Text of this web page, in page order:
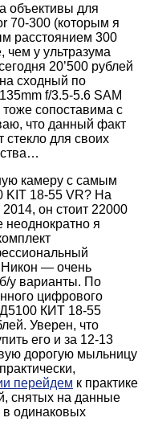
объективы для
70-300 (которым я
расстоянием 300
чем у ультразума
20’500 рублей
сходный по
f/3.5-5.6 SAM
сопоставима с
что данный факт
стекло для своих
камеру с самым
KIT 18-55 VR? На
он стоит 22000
неоднократно я
Никон — очень
у варианты. По
цифрового
КИТ 18-55
Уверен, что
его и за 12-13
дорогую мыльницу
перейдем к практике
снятых на данные
одинаковых